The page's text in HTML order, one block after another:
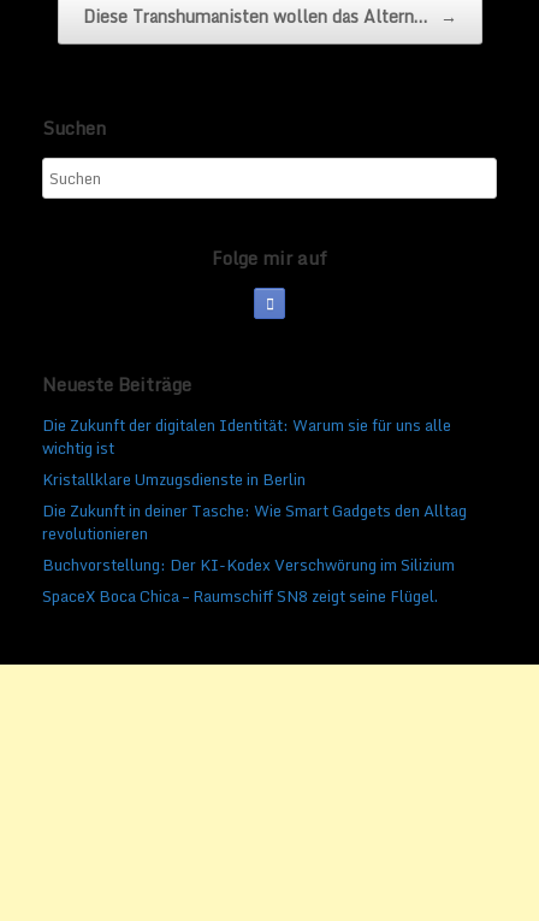
Diese Transhumanisten wollen das Altern… →
Suchen
Folge mir auf
Neueste Beiträge
Die Zukunft der digitalen Identität: Warum sie für uns alle
wichtig ist
Kristallklare Umzugsdienste in Berlin
Die Zukunft in deiner Tasche: Wie Smart Gadgets den Alltag
revolutionieren
Buchvorstellung: Der KI-Kodex Verschwörung im Silizium
SpaceX Boca Chica – Raumschiff SN8 zeigt seine Flügel.